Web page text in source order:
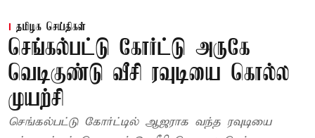
தமிழக செய்திகள்
செங்கல்பட்டு கோர்ட்டு அருகே
வெடிகுண்டு வீசி ரவுடியை கொல்ல
முயற்சி
செங்கல்பட்டு கோர்ட்டில் ஆஜராக வந்த ரவுடியை